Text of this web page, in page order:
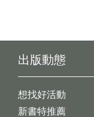
出版動態
想找好活動
新書特推薦